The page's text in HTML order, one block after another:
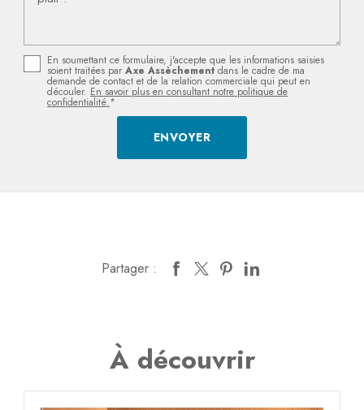
En soumettant ce formulaire, j'accepte que les informations saisies
soient traitées parAxe Assèchement dans le cadre de ma
demande de contact et de la relation commerciale qui peut en
découler. En savoir plus en consultant notre politique de
confidentialité.*
Partager :
À découvrir